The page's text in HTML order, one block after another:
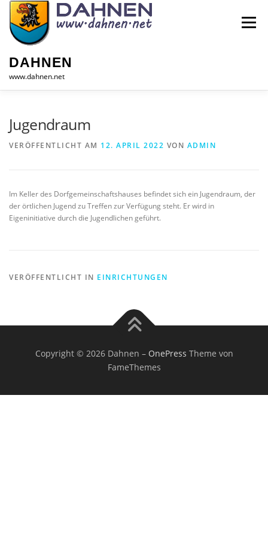
Zum
springen
DAHNEN
www.dahnen.net
Menü
Jugendraum
VERÖFFENTLICHT AM 12. APRIL 2022 VON ADMIN
Im Keller des Dorfgemeinschaftshauses befindet sich ein Jugendraum, der
der örtlichen Jugend zu Treffen zur Verfügung steht. Er wird in
Eigeninitiative durch die Jugendlichen geführt.
VERÖFFENTLICHT IN EINRICHTUNGEN
Copyright © 2026 Dahnen – OnePress Theme von
FameThemes